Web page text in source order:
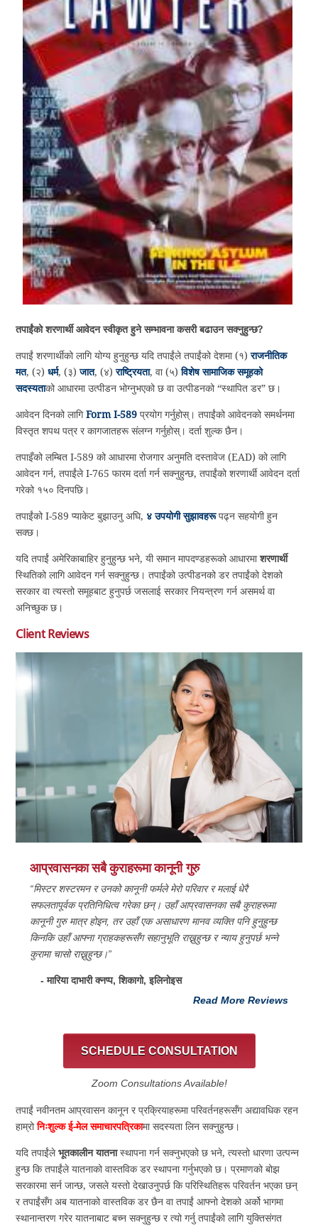
तपाईंको शरणार्थी आवेदन स्वीकृत हुने सम्भावना कसरी बढाउन सक्नुहुन्छ?
तपाईं शरणार्थीको लागि योग्य हुनुहुन्छ यदि तपाईंले तपाईंको देशमा (१)राजनीतिक
मत, (२)धर्म, (३)जात, (४)राष्ट्रियता, वा (५)विशेष सामाजिक समूहको
सदस्यताको आधारमा उत्पीडन भोग्नुभएको छ वा उत्पीडनको “स्थापित डर” छ।
आवेदन दिनको लागिForm I-589 प्रयोग गर्नुहोस्। तपाईंको आवेदनको समर्थनमा
विस्तृत शपथ पत्र र कागजातहरू संलग्न गर्नुहोस्। दर्ता शुल्क छैन।
तपाइँको लम्बित I-589 को आधारमा रोजगार अनुमति दस्तावेज (EAD) को लागि
आवेदन गर्न, तपाईंले I-765 फारम दर्ता गर्न सक्नुहुन्छ, तपाईंको शरणार्थी आवेदन दर्ता
गरेको १५० दिनपछि।
तपाईंको I-589 प्याकेट बुझाउनु अघि, ४ उपयोगी सुझावहरूपढ्न सहयोगी हुन
सक्छ।
यदि तपाईं अमेरिकाबाहिर हुनुहुन्छ भने, यी समान मापदण्डहरूको आधारमाशरणार्थी
स्थितिको लागि आवेदन गर्न सक्नुहुन्छ। तपाईंको उत्पीडनको डर तपाईंको देशको
सरकार वा त्यस्तो समूहबाट हुनुपर्छ जसलाई सरकार नियन्त्रण गर्न असमर्थ वा
अनिच्छुक छ।
Client Reviews
आप्रवासनका सबै कुराहरूमा कानूनी गुरु
“मिस्टर शस्टरमन र उनको कानूनी फर्मले मेरो परिवार र मलाई धेरै
सफलतापूर्वक प्रतिनिधित्व गरेका छन्। उहाँ आप्रवासनका सबै कुराहरूमा
कानूनी गुरु मात्र होइन, तर उहाँ एक असाधारण मानव व्यक्ति पनि हुनुहुन्छ
किनकि उहाँ आफ्ना ग्राहकहरूसँग सहानुभूति राख्नुहुन्छ र न्याय हुनुपर्छ भन्ने
कुरामा चासो राख्नुहुन्छ।”
- मारिया दाभारी क्नप्प, शिकागो, इलिनोइस
Read More Reviews
SCHEDULE CONSULTATION
Zoom Consultations Available!
तपाईं नवीनतम आप्रवासन कानून र प्रक्रियाहरूमा परिवर्तनहरूसँग अद्यावधिक रहन
हाम्रोनिःशुल्क ई-मेल समाचारपत्रिकामा सदस्यता लिन सक्नुहुन्छ।
यदि तपाईंलेभूतकालीन यातनास्थापना गर्न सक्नुभएको छ भने, त्यस्तो धारणा उत्पन्न
हुन्छ कि तपाईंले यातनाको वास्तविक डर स्थापना गर्नुभएको छ। प्रमाणको बोझ
सरकारमा सर्न जान्छ, जसले यस्तो देखाउनुपर्छ कि परिस्थितिहरू परिवर्तन भएका छन्
र तपाईंसँग अब यातनाको वास्तविक डर छैन वा तपाईं आफ्नो देशको अर्को भागमा
स्थानान्तरण गरेर यातनाबाट बच्न सक्नुहुन्छ र त्यो गर्नु तपाईंको लागि युक्तिसंगत